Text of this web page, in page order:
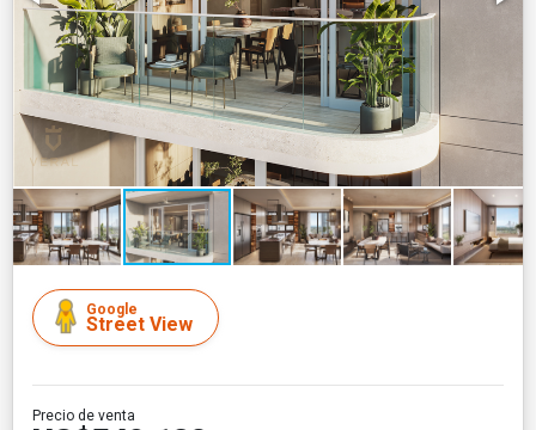
Google
Street View
Precio de venta